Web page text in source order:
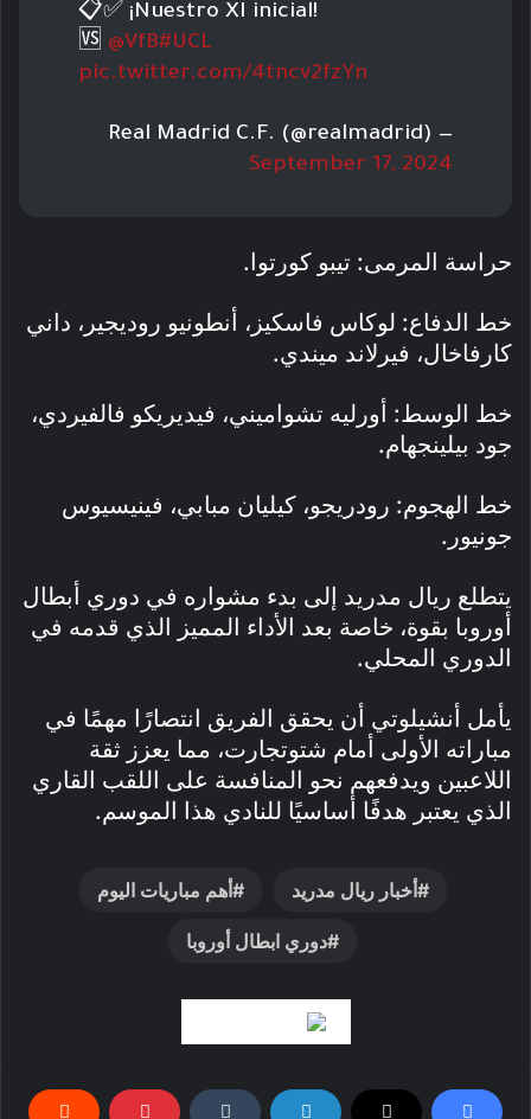
📋✅ ¡Nuestro XI inicial!
🆚 @VfB#UCL
pic.twitter.com/4tncv2fzYn
— Real Madrid C.F. (@realmadrid)
September 17, 2024
حراسة المرمى: تيبو كورتوا.
خط الدفاع: لوكاس فاسكيز، أنطونيو روديجير، داني
كارفاخال، فيرلاند ميندي.
خط الوسط: أورليه تشواميني، فيديريكو فالفيردي،
جود بيلينجهام.
خط الهجوم: رودريجو، كيليان مبابي، فينيسيوس
جونيور.
يتطلع ريال مدريد إلى بدء مشواره في دوري أبطال
أوروبا بقوة، خاصة بعد الأداء المميز الذي قدمه في
الدوري المحلي.
يأمل أنشيلوتي أن يحقق الفريق انتصارًا مهمًا في
مباراته الأولى أمام شتوتجارت، مما يعزز ثقة
اللاعبين ويدفعهم نحو المنافسة على اللقب القاري
الذي يعتبر هدفًا أساسيًا للنادي هذا الموسم.
أخبار ريال مدريد أهم مباريات اليوم
دوري ابطال أوروبا